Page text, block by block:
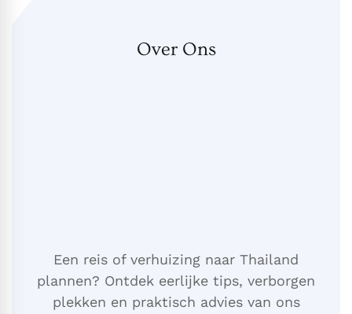
Over Ons
Een reis of verhuizing naar Thailand
plannen? Ontdek eerlijke tips, verborgen
plekken en praktisch advies van ons